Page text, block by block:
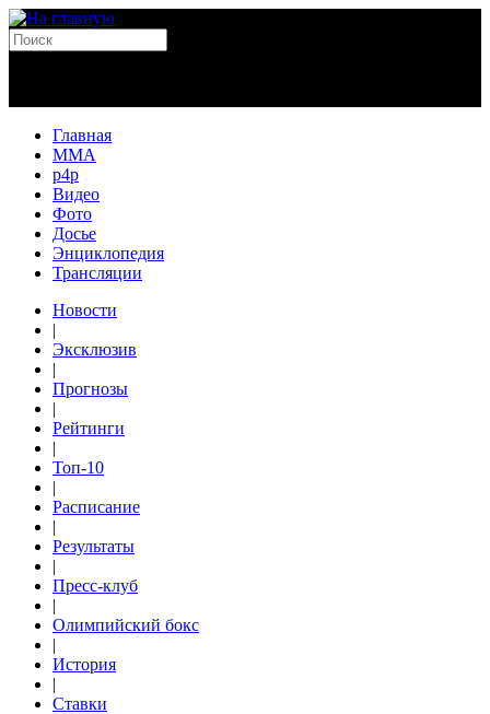
Главная
MMA
p4p
Видео
Фото
Досье
Энциклопедия
Трансляции
Новости
|
Эксклюзив
|
Прогнозы
|
Рейтинги
|
Топ-10
|
Расписание
|
Результаты
|
Пресс-клуб
|
Олимпийский бокс
|
История
|
Ставки